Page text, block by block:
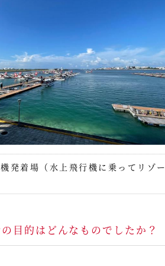
発着場（水上飛行機に乗ってリゾー
目的はどんなものでしたか？